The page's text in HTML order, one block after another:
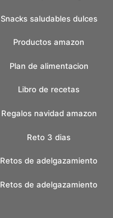
Snacks saludables dulces
Productos amazon
Plan de alimentacion
Libro de recetas
Regalos navidad amazon
Reto 3 dias
Retos de adelgazamiento
Retos de adelgazamiento